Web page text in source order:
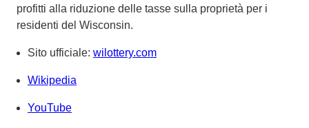
profitti alla riduzione delle tasse sulla proprietà per i
residenti del Wisconsin.
Sito ufficiale: wilottery.com
Wikipedia
YouTube